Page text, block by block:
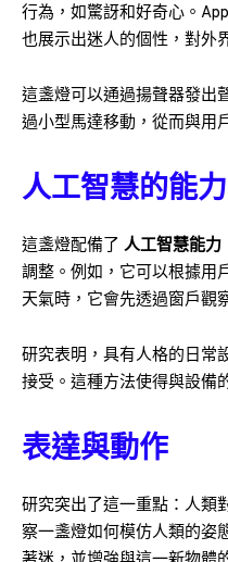
行為，如驚訝和好奇心。
也展示出迷人的個性，對外
這盞燈可以通過揚聲器發出
過小型馬達移動，從而與用
人工智慧的能力
這盞燈配備了 人工智慧能力
調整。例如，它可以根據用
天氣時，它會先透過窗戶觀
研究表明，具有人格的日常
接受。這種方法使得與設備
表達與動作
研究突出了這一重點：人類
察一盞燈如何模仿人類的姿